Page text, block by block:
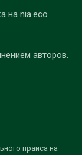
на nia.eco
авторов.
прайса на